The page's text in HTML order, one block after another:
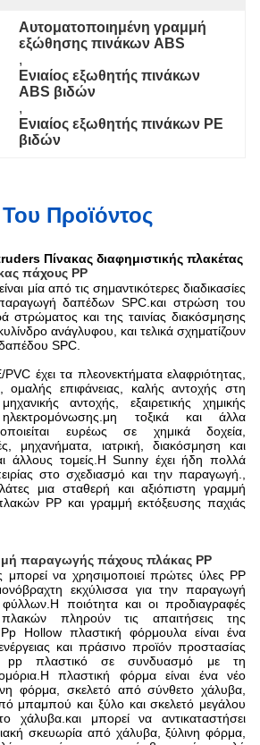
Αυτοματοποιημένη γραμμή
εξώθησης πινάκων ABS
,
Ενιαίος εξωθητής πινάκων
ABS βιδών
,
Ενιαίος εξωθητής πινάκων PE
βιδών
Προϊόντος
Πίνακας διαφημιστικής πλακέτας
πάχους PP
μία από τις σημαντικότερες διαδικασίες
δαπέδων SPC.και στρώση του
στρώματος και της ταινίας διακόσμησης
ανάγλυφου, και τελικά σχηματίζουν
SPC.
έχει τα πλεονεκτήματα ελαφριότητας,
ομαλής επιφάνειας, καλής αντοχής στη
αντοχής, εξαιρετικής χημικής
τοξικά και άλλα
ευρέως σε χημικά δοχεία,
μηχανήματα, ιατρική, διακόσμηση και
άλλους τομείς.Η Sunny έχει ήδη πολλά
στο σχεδιασμό και την παραγωγή.,
μια σταθερή και αξιόπιστη γραμμή
PP και γραμμή εκτόξευσης παχιάς
παραγωγής πάχους πλάκας PP
να χρησιμοποιεί πρώτες ύλες PP
εκχύλισσα για την παραγωγή
ποιότητα και οι προδιαγραφές
πληρούν τις απαιτήσεις της
Hollow πλαστική φόρμουλα είναι ένα
και πράσινο προϊόν προστασίας
pp πλαστικό σε συνδυασμό με τη
πλαστική φόρμα είναι ένα νέο
φόρμα, σκελετό από σύνθετο χάλυβα,
μπαμπού και ξύλο και σκελετό μεγάλου
χάλυβα.και μπορεί να αντικαταστήσει
σκευωρία από χάλυβα, ξύλινη φόρμα,